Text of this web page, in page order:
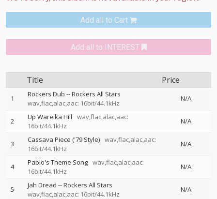
Add all to Cart
Add all to INTEREST
Title Price
1 Rockers Dub --Rockers All Stars
wav,flac,alac,aac: 16bit/44.1kHz
N/A
2 Up Wareika Hill
wav,flac,alac,aac:
16bit/44.1kHz
N/A
3 Cassava Piece ('79 Style) wav,flac,alac,aac:
16bit/44.1kHz
N/A
4 Pablo's Theme Song wav,flac,alac,aac:
16bit/44.1kHz
N/A
5 Jah Dread --Rockers All Stars
wav,flac,alac,aac: 16bit/44.1kHz
N/A